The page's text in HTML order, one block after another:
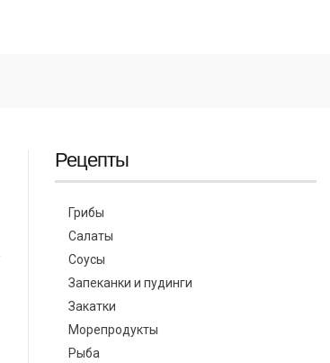
Рецепты
Грибы
Салаты
Соусы
Запеканки и пудинги
Закатки
Морепродукты
Рыба